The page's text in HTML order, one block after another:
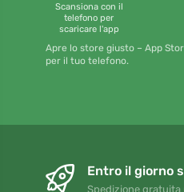
Scansiona con il
telefono per
scaricare l'app
Apre lo store giusto – App
per il tuo telefono.
Entro il giorno
Spedizione gratuita